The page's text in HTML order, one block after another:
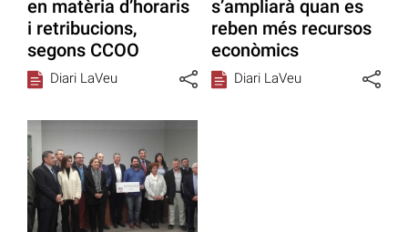
en matèria d’horaris
i retribucions,
segons CCOO
Diari LaVeu
s’ampliarà quan es
reben més recursos
econòmics
Diari LaVeu